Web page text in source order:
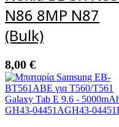
N86 8MP N87
(Bulk)
8,00 €